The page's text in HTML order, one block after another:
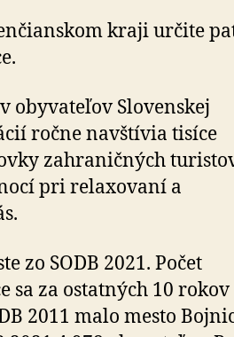
kraji určite
obyvateľov Slovenskej
ročne navštívia tisíce
zahraničných
pri relaxovaní a
zo SODB 2021. Počet
sa za ostatných 10 rokov
2011 malo mesto